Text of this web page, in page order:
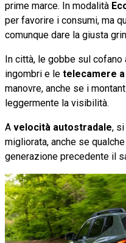
prime marce. In modalità
per favorire i consumi, ma
comunque dare la giusta
In città, le gobbe sul
ingombri e le telecamere a
manovre, anche se i
leggermente la visibilità.
A velocità autostradale,
migliorata, anche se
generazione precedente il